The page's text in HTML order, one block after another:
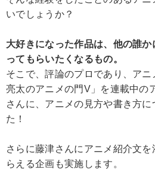
いでしょうか？
大好きになった作品は、他の誰
ってもらいたくなるもの。
そこで、評論のプロであり、ア
亮太のアニメの門V」を連載中の
さんに、アニメの見方や書き方
た！
さらに藤津さんにアニメ紹介文
らえる企画も実施します。